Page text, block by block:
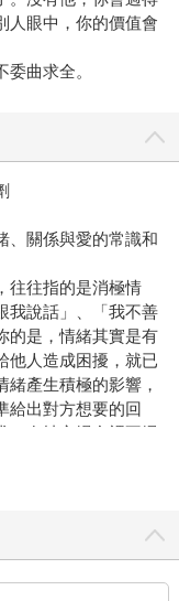
人眼中，你的價值會
曲求全。
、關係與愛的常識和
往往指的是消極情
我說話」、「我不善
的是，情緒其實是有
他人造成困擾，就已
產生積極的影響，
給出對方想要的回
；在社交場合裡不掃
。
緒難平，煩躁不安
觸過幾千個個案。我